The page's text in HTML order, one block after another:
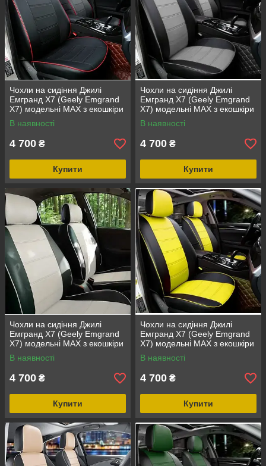
Чохли на сидіння Джилі
Емгранд Х7 (Geely Emgrand
X7) модельні MAX з екошкіри
В наявності
4 700 ₴
Купити
Чохли на сидіння Джилі
Емгранд Х7 (Geely Emgrand
X7) модельні MAX з екошкіри
Чорно-сірий, графіт
В наявності
4 700 ₴
Купити
Чохли на сидіння Джилі
Емгранд Х7 (Geely Emgrand
X7) модельні MAX з екошкіри
Чорно-білий
В наявності
4 700 ₴
Купити
Чохли на сидіння Джилі
Емгранд Х7 (Geely Emgrand
X7) модельні MAX з екошкіри
Чорно-жовтий
В наявності
4 700 ₴
Купити